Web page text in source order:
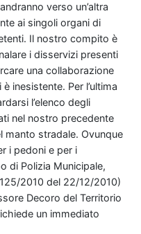
verso un’altra
ai singoli organi di
Il nostro compito è
i disservizi presenti
una collaborazione
inesistente. Per l’ultima
l’elenco degli
nel nostro precedente
stradale. Ovunque
i pedoni e per i
di Polizia Municipale,
2010 del 22/12/2010)
Decoro del Territorio
un immediato